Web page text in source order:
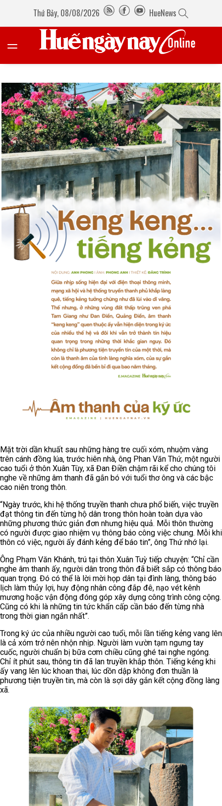
Thứ Bảy, 08/08/2026 HueNews
Mặt trời dần khuất sau những hàng tre cuối xóm, nhuộm vàng
trên cánh đồng lúa, trước hiên nhà, ông Phan Văn Thứ, một người
cao tuổi ở thôn Xuân Tùy, xã Đan Điền chậm rãi kể cho chúng tôi
nghe về những âm thanh đã gắn bó với tuổi thơ ông và các bậc
cao niên trong thôn.
“Ngày trước, khi hệ thống truyền thanh chưa phổ biến, việc truyền
đạt thông tin đến từng hộ dân trong thôn hoàn toàn dựa vào
những phương thức giản đơn nhưng hiệu quả. Mỗi thôn thường
có người được giao nhiệm vụ thông báo công việc chung. Mỗi khi
thôn có việc, người ấy đánh kẻng để báo tin”, ông Thứ nhớ lại.
Ông Phạm Văn Khánh, trú tại thôn Xuân Tuỳ tiếp chuyện: “Chỉ cần
nghe âm thanh ấy, người dân trong thôn đã biết sắp có thông báo
quan trọng. Đó có thể là lời mời họp dân tại đình làng, thông báo
lịch làm thủy lợi, huy động nhân công đắp đê, nạo vét kênh
mương hoặc vận động đóng góp xây dựng công trình công cộng.
Cũng có khi là những tin tức khẩn cấp cần báo đến từng nhà
trong thời gian ngắn nhất”.
Trong ký ức của nhiều người cao tuổi, mỗi lần tiếng kẻng vang lên
là cả xóm trở nên nhộn nhịp. Người làm vườn tạm ngưng tay
cuốc, người chuẩn bị bữa cơm chiều cũng ghé tai nghe ngóng.
Chỉ ít phút sau, thông tin đã lan truyền khắp thôn. Tiếng kẻng khi
ấy vang lên lúc khoan thai, lúc dồn dập không đơn thuần là
phương tiện truyền tin, mà còn là sợi dây gắn kết cộng đồng làng
xã.